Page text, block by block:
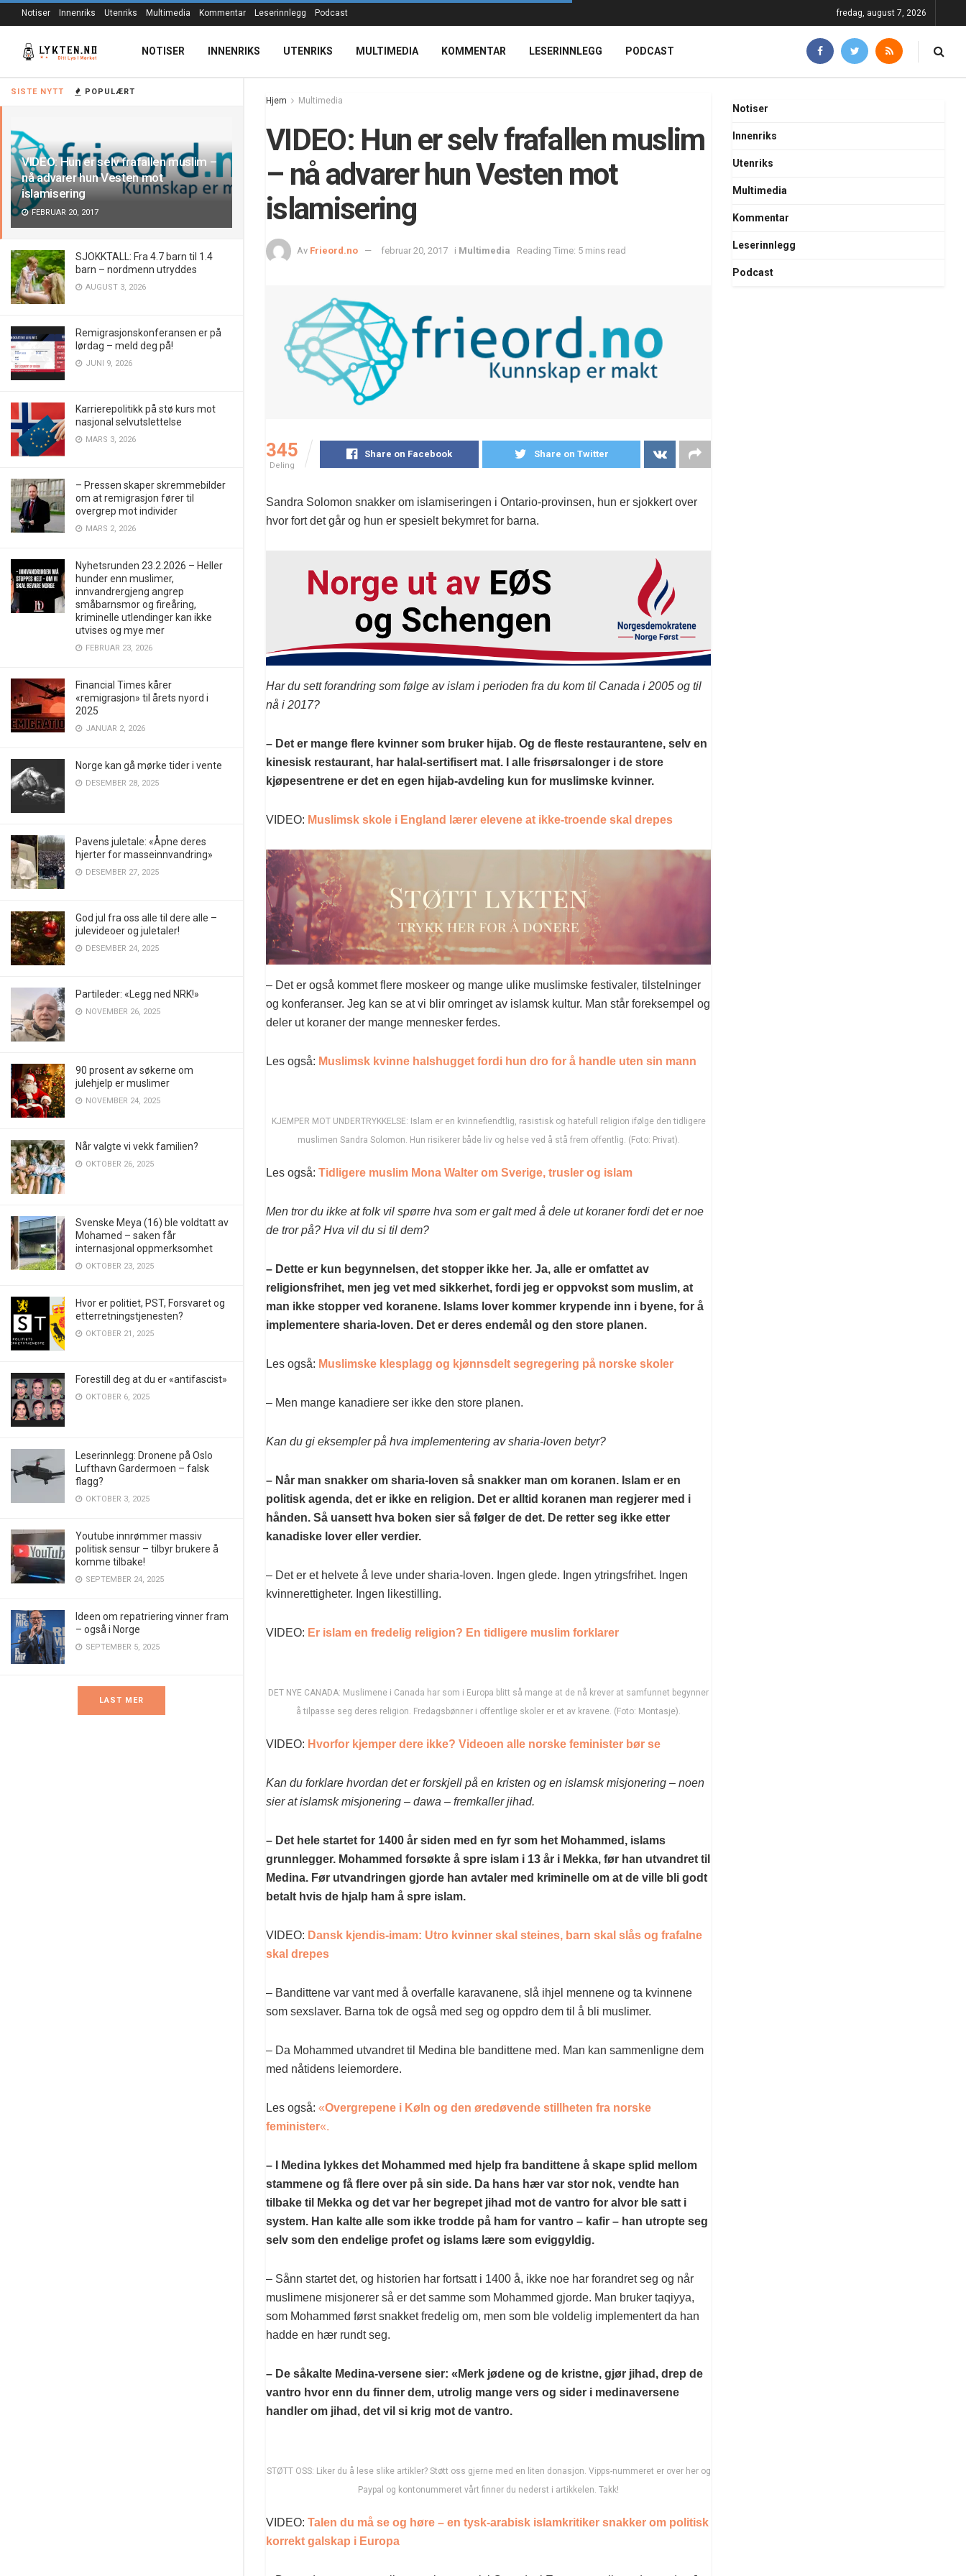
SISTE NYTT POPULÆRT
VIDEO: Hun er selv frafallen muslim –
nå advarer hun Vesten mot
islamisering
FEBRUAR 20, 2017
SJOKKTALL: Fra 4.7 barn til 1.4
barn – nordmenn utryddes
AUGUST 3, 2026
Remigrasjonskonferansen er på
lørdag – meld deg på!
JUNI 9, 2026
Karrierepolitikk på stø kurs mot
nasjonal selvutslettelse
MARS 3, 2026
– Pressen skaper skremmebilder
om at remigrasjon fører til
overgrep mot individer
MARS 2, 2026
Nyhetsrunden 23.2.2026 – Heller
hunder enn muslimer,
innvandrergjeng angrep
småbarnsmor og fireåring,
kriminelle utlendinger kan ikke
utvises og mye mer
FEBRUAR 23, 2026
Financial Times kårer
«remigrasjon» til årets nyord i
2025
JANUAR 2, 2026
Norge kan gå mørke tider i vente
DESEMBER 28, 2025
Pavens juletale: «Åpne deres
hjerter for masseinnvandring»
DESEMBER 27, 2025
God jul fra oss alle til dere alle –
julevideoer og juletaler!
DESEMBER 24, 2025
Partileder: «Legg ned NRK!»
NOVEMBER 26, 2025
90 prosent av søkerne om
julehjelp er muslimer
NOVEMBER 24, 2025
Når valgte vi vekk familien?
OKTOBER 26, 2025
Svenske Meya (16) ble voldtatt av
Mohamed – saken får
internasjonal oppmerksomhet
OKTOBER 23, 2025
Hvor er politiet, PST, Forsvaret og
etterretningstjenesten?
OKTOBER 21, 2025
Forestill deg at du er «antifascist»
OKTOBER 6, 2025
Leserinnlegg: Dronene på Oslo
Lufthavn Gardermoen – falsk
flagg?
OKTOBER 3, 2025
Youtube innrømmer massiv
politisk sensur – tilbyr brukere å
komme tilbake!
SEPTEMBER 24, 2025
Ideen om repatriering vinner fram
– også i Norge
SEPTEMBER 5, 2025
LAST MER
Notiser Innenriks Utenriks Multimedia Kommentar Leserinnlegg Podcast fredag, august 7, 2026
NOTISER INNENRIKS UTENRIKS MULTIMEDIA KOMMENTAR LESERINNLEGG PODCAST
Hjem Multimedia
VIDEO: Hun er selv frafallen muslim
– nå advarer hun Vesten mot
islamisering
Av Frieord.no februar 20, 2017 i Multimedia Reading Time: 5 mins read
345
Deling
Share on Facebook Share on Twitter
Sandra Solomon snakker om islamiseringen i Ontario-provinsen, hun er sjokkert over
hvor fort det går og hun er spesielt bekymret for barna.
Har du sett forandring som følge av islam i perioden fra du kom til Canada i 2005 og til
nå i 2017?
– Det er mange flere kvinner som bruker hijab. Og de fleste restaurantene, selv en
kinesisk restaurant, har halal-sertifisert mat. I alle frisørsalonger i de store
kjøpesentrene er det en egen hijab-avdeling kun for muslimske kvinner.
VIDEO: Muslimsk skole i England lærer elevene at ikke-troende skal drepes
– Det er også kommet flere moskeer og mange ulike muslimske festivaler, tilstelninger
og konferanser. Jeg kan se at vi blir omringet av islamsk kultur. Man står foreksempel og
deler ut koraner der mange mennesker ferdes.
Les også: Muslimsk kvinne halshugget fordi hun dro for å handle uten sin mann
KJEMPER MOT UNDERTRYKKELSE: Islam er en kvinnefiendtlig, rasistisk og hatefull religion ifølge den tidligere
muslimen Sandra Solomon. Hun risikerer både liv og helse ved å stå frem offentlig. (Foto: Privat).
Les også: Tidligere muslim Mona Walter om Sverige, trusler og islam
Men tror du ikke at folk vil spørre hva som er galt med å dele ut koraner fordi det er noe
de tror på? Hva vil du si til dem?
– Dette er kun begynnelsen, det stopper ikke her. Ja, alle er omfattet av
religionsfrihet, men jeg vet med sikkerhet, fordi jeg er oppvokst som muslim, at
man ikke stopper ved koranene. Islams lover kommer krypende inn i byene, for å
implementere sharia-loven. Det er deres endemål og den store planen.
Les også: Muslimske klesplagg og kjønnsdelt segregering på norske skoler
– Men mange kanadiere ser ikke den store planen.
Kan du gi eksempler på hva implementering av sharia-loven betyr?
– Når man snakker om sharia-loven så snakker man om koranen. Islam er en
politisk agenda, det er ikke en religion. Det er alltid koranen man regjerer med i
hånden. Så uansett hva boken sier så følger de det. De retter seg ikke etter
kanadiske lover eller verdier.
– Det er et helvete å leve under sharia-loven. Ingen glede. Ingen ytringsfrihet. Ingen
kvinnerettigheter. Ingen likestilling.
VIDEO: Er islam en fredelig religion? En tidligere muslim forklarer
DET NYE CANADA: Muslimene i Canada har som i Europa blitt så mange at de nå krever at samfunnet begynner
å tilpasse seg deres religion. Fredagsbønner i offentlige skoler er et av kravene. (Foto: Montasje).
VIDEO: Hvorfor kjemper dere ikke? Videoen alle norske feminister bør se
Kan du forklare hvordan det er forskjell på en kristen og en islamsk misjonering – noen
sier at islamsk misjonering – dawa – fremkaller jihad.
– Det hele startet for 1400 år siden med en fyr som het Mohammed, islams
grunnlegger. Mohammed forsøkte å spre islam i 13 år i Mekka, før han utvandret til
Medina. Før utvandringen gjorde han avtaler med kriminelle om at de ville bli godt
betalt hvis de hjalp ham å spre islam.
VIDEO: Dansk kjendis-imam: Utro kvinner skal steines, barn skal slås og frafalne
skal drepes
– Bandittene var vant med å overfalle karavanene, slå ihjel mennene og ta kvinnene
som sexslaver. Barna tok de også med seg og oppdro dem til å bli muslimer.
– Da Mohammed utvandret til Medina ble bandittene med. Man kan sammenligne dem
med nåtidens leiemordere.
Les også: «Overgrepene i Køln og den øredøvende stillheten fra norske
feminister«.
– I Medina lykkes det Mohammed med hjelp fra bandittene å skape splid mellom
stammene og få flere over på sin side. Da hans hær var stor nok, vendte han
tilbake til Mekka og det var her begrepet jihad mot de vantro for alvor ble satt i
system. Han kalte alle som ikke trodde på ham for vantro – kafir – han utropte seg
selv som den endelige profet og islams lære som eviggyldig.
– Sånn startet det, og historien har fortsatt i 1400 å, ikke noe har forandret seg og når
muslimene misjonerer så er det samme som Mohammed gjorde. Man bruker taqiyya,
som Mohammed først snakket fredelig om, men som ble voldelig implementert da han
hadde en hær rundt seg.
– De såkalte Medina-versene sier: «Merk jødene og de kristne, gjør jihad, drep de
vantro hvor enn du finner dem, utrolig mange vers og sider i medinaversene
handler om jihad, det vil si krig mot de vantro.
STØTT OSS: Liker du å lese slike artikler? Støtt oss gjerne med en liten donasjon. Vipps-nummeret er over her og
Paypal og kontonummeret vårt finner du nederst i artikkelen. Takk!
VIDEO: Talen du må se og høre – en tysk-arabisk islamkritiker snakker om politisk
korrekt galskap i Europa
Notiser
Innenriks
Utenriks
Multimedia
Kommentar
Leserinnlegg
Podcast